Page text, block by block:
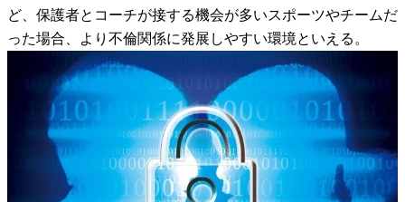
ど、保護者とコーチが接する機会が多いスポーツやチームだ
った場合、より不倫関係に発展しやすい環境といえる。